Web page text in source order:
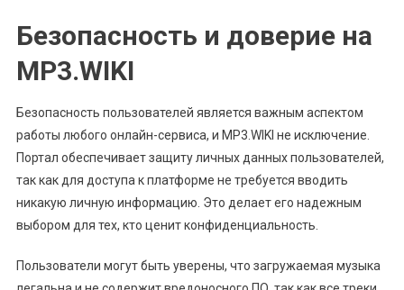
Безопасность и доверие на
MP3.WIKI
Безопасность пользователей является важным аспектом
работы любого онлайн-сервиса, и MP3.WIKI не исключение.
Портал обеспечивает защиту личных данных пользователей,
так как для доступа к платформе не требуется вводить
никакую личную информацию. Это делает его надежным
выбором для тех, кто ценит конфиденциальность.
Пользователи могут быть уверены, что загружаемая музыка